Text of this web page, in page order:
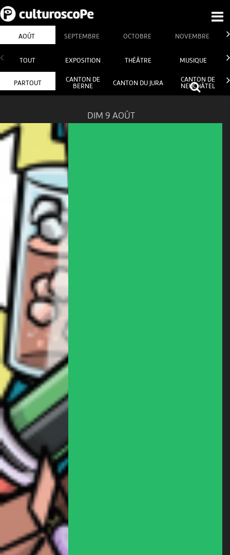
AOÛT SEPTEMBRE OCTOBRE NOVEMBRE
TOUT EXPOSITION THÉÂTRE MUSIQUE
PARTOUT
CANTON DE
BERNE
CANTON DU JURA
CANTON DE
NEUCHÂTEL
DIM 9 AOÛT